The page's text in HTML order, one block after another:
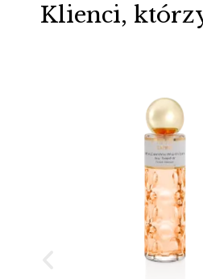
Klienci,